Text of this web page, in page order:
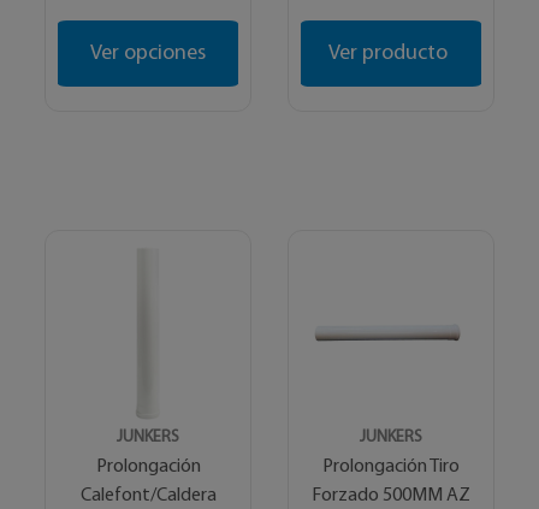
Ver opciones Ver producto
JUNKERS
Prolongación
Calefont/Caldera
JUNKERS
Prolongación Tiro
Forzado 500MM AZ